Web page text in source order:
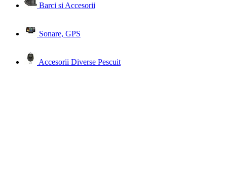
Barci si Accesorii
Sonare, GPS
Accesorii Diverse Pescuit